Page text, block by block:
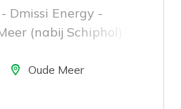
Dmissi Energy -
(nabij Schiphol)
LocatieOude Meer